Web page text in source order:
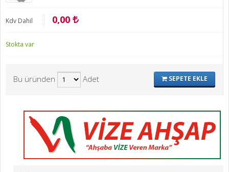
Kdv Dahil 0,00
Stokta var
Bu üründen Adet SEPETE EKLE